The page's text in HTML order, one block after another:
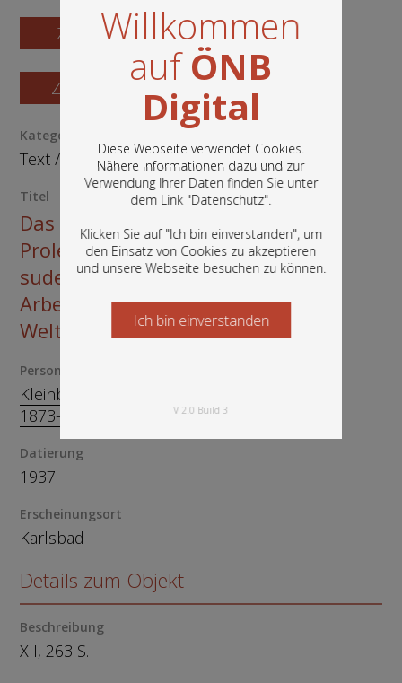
Willkommen
aufÖNB
Digital
Diese Webseite verwendet Cookies.
Nähere Informationen dazu und zur
Verwendung Ihrer Daten finden Sie unter
dem Link "Datenschutz".
Klicken Sie auf "Ich bin einverstanden", um
den Einsatz von Cookies zu akzeptieren
und unsere Webseite besuchen zu können.
In diesem Portal finden Sie die digitalen
Bestände der Österreichischen
Nationalbibliothek: Bücher, Fotografien,
Grafiken und vieles mehr.
Ich bin einverstanden
Starten Sie jetzt
V 2.0 Build 3
Zum Digitalisat
Zum Katalogisat
Kategorie / Medientyp
Text/ Buch
Titel
Das Denkmal der unbekannten
Proletarierin: die
sudetendeutsche
Arbeiterinnenbewegung bis zum
Weltkrieg
Person
Kleinberg, Alfred, 1881-1939
1873-1949
Datierung
1937
Erscheinungsort
Karlsbad
Details zum Objekt
Beschreibung
XII, 263 S.